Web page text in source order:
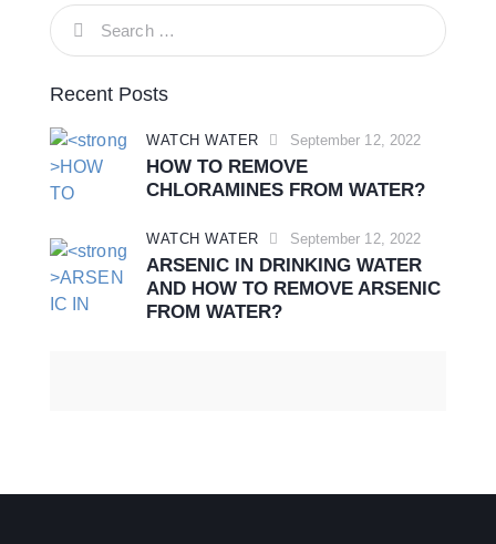
Recent Posts
WATCH WATER September 12, 2022
HOW TO REMOVE
CHLORAMINES FROM WATER?
WATCH WATER September 12, 2022
ARSENIC IN DRINKING WATER
AND HOW TO REMOVE ARSENIC
FROM WATER?